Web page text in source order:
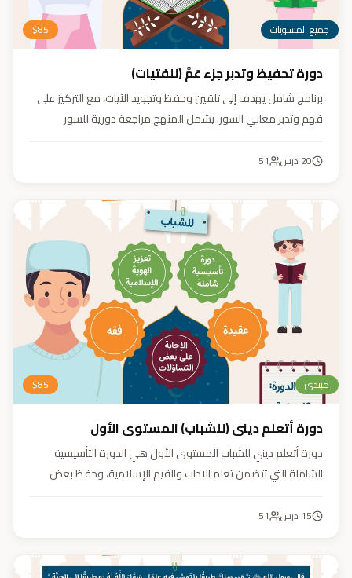
جميع المستويات $85
دورة تحفيظ وتدبر جزء عَمَّ (للفتيات)
برنامج شامل يهدف إلى تلقين وحفظ وتجويد الآيات، مع التركيز على
فهم وتدبر معاني السور. يشمل المنهج مراجعة دورية للسور
تدعم مهارات القراءة والفهم.
20 درس 51
مبتدئ $85
دورة أتعلم ديني (للشباب) المستوى الأول
دورة أتعلم ديني للشباب المستوى الأول هي الدورة التأسيسية
الشاملة التي تتضمن تعلم الآداب والقيم الإسلامية، وحفظ بعض
السيرة النبوية (فقه، عقيدة، سيرة).
15 درس 51